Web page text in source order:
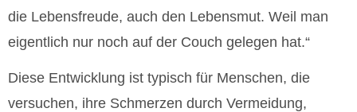
die Lebensfreude, auch den Lebensmut. Weil man
eigentlich nur noch auf der Couch gelegen hat.“
Diese Entwicklung ist typisch für Menschen, die
versuchen, ihre Schmerzen durch Vermeidung,